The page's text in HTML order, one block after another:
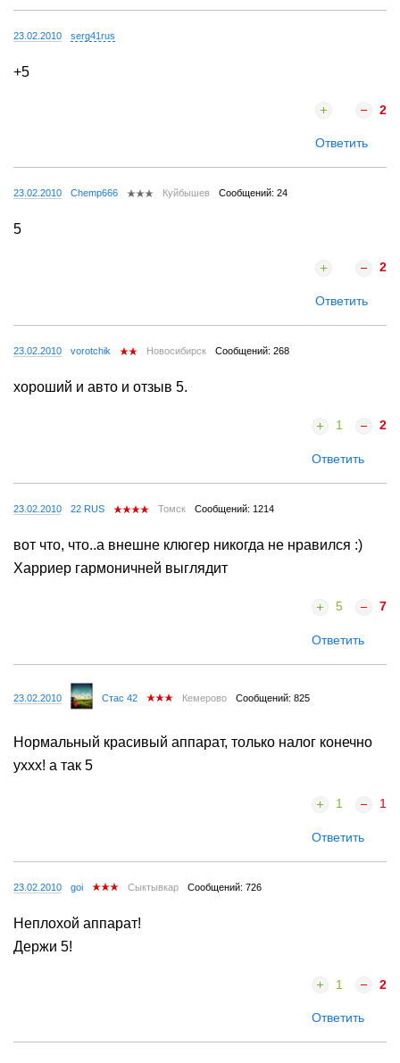
23.02.2010 serg41rus
+5
2
Ответить
23.02.2010 Chemp666 Куйбышев Сообщений: 24
5
2
Ответить
23.02.2010 vorotchik Новосибирск Сообщений: 268
хороший и авто и отзыв 5.
1 2
Ответить
23.02.2010 22 RUS Томск Сообщений: 1214
вот что, что..а внешне клюгер никогда не нравился :)
Харриер гармоничней выглядит
5 7
Ответить
23.02.2010 Стас 42 Кемерово Сообщений: 825
Нормальный красивый аппарат, только налог конечно
уххх! а так 5
1 1
Ответить
23.02.2010 goi Сыктывкар Сообщений: 726
Неплохой аппарат!
Держи 5!
1 2
Ответить